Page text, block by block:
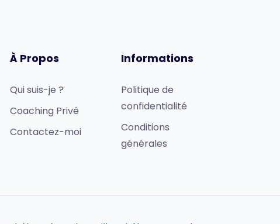
À Propos
Qui suis-je ?
Coaching Privé
Contactez-moi
Informations
Politique de
confidentialité
Conditions
générales